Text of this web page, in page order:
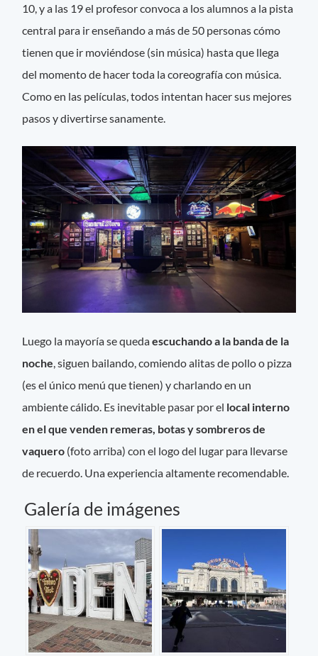
10, y a las 19 el profesor convoca a los alumnos a la pista
central para ir enseñando a más de 50 personas cómo
tienen que ir moviéndose (sin música) hasta que llega
del momento de hacer toda la coreografía con música.
Como en las películas, todos intentan hacer sus mejores
pasos y divertirse sanamente.
Luego la mayoría se quedaescuchando a la banda de la
noche, siguen bailando, comiendo alitas de pollo o pizza
(es el único menú que tienen) y charlando en un
ambiente cálido. Es inevitable pasar por el local interno
en el que venden remeras, botas y sombreros de
vaquero (foto arriba) con el logo del lugar para llevarse
de recuerdo. Una experiencia altamente recomendable.
Galería de imágenes